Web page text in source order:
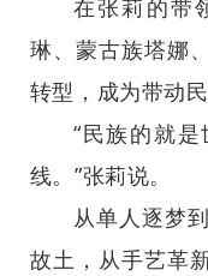
在张莉的带
琳、蒙古族塔娜
转型，成为带动
“民族的就
线。”张莉说。
从单人逐梦
故土，从手艺革